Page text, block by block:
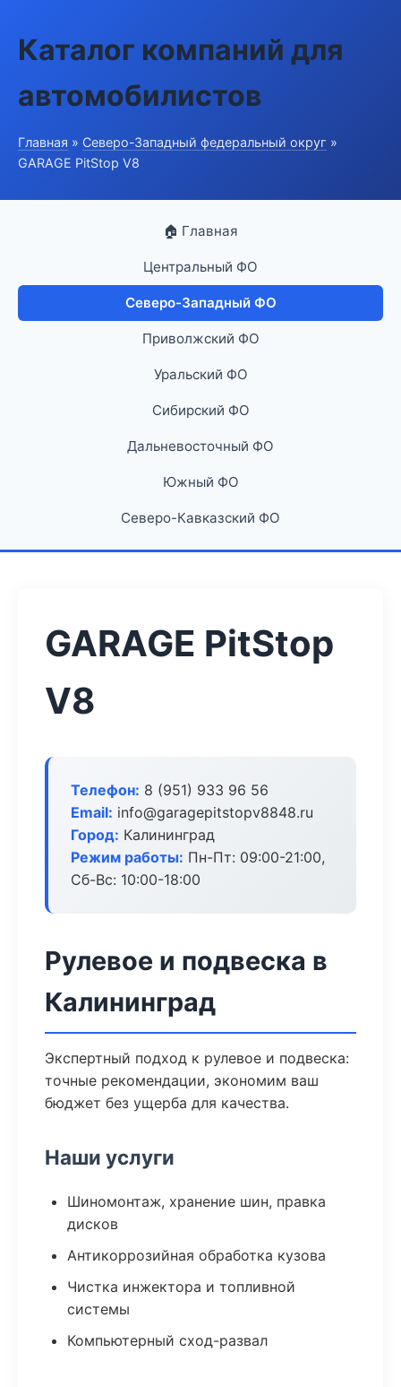
Каталог компаний для
автомобилистов
Главная » Северо-Западный федеральный округ »
GARAGE PitStop V8
🏠 Главная
Центральный ФО
Северо-Западный ФО
Приволжский ФО
Уральский ФО
Сибирский ФО
Дальневосточный ФО
Южный ФО
Северо-Кавказский ФО
GARAGE PitStop
V8
Телефон: 8 (951) 933 96 56
Email: info@garagepitstopv8848.ru
Город: Калининград
Режим работы: Пн-Пт: 09:00-21:00,
Сб-Вс: 10:00-18:00
Рулевое и подвеска в
Калининград
Экспертный подход к рулевое и подвеска:
точные рекомендации, экономим ваш
бюджет без ущерба для качества.
Наши услуги
Шиномонтаж, хранение шин, правка
дисков
Антикоррозийная обработка кузова
Чистка инжектора и топливной
системы
Компьютерный сход-развал